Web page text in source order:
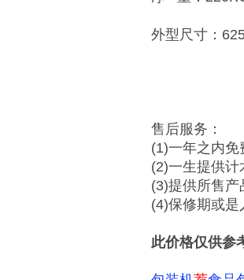
外型尺寸：
售后服务：
(1)一年之内免
(2)一生提供
(3)提供所售产
(4)保修期或
此价格仅供参